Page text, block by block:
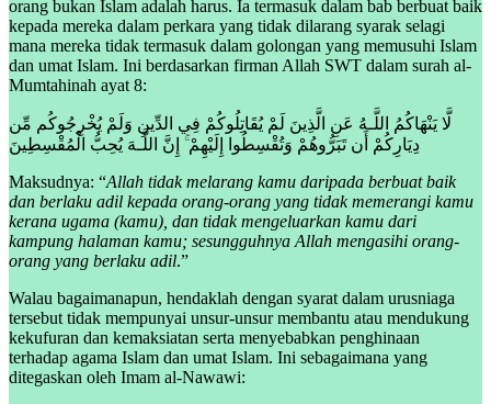
orang bukan Islam adalah harus. Ia termasuk dalam bab berbuat baik
kepada mereka dalam perkara yang tidak dilarang syarak selagi
mana mereka tidak termasuk dalam golongan yang memusuhi Islam
dan umat Islam. Ini berdasarkan firman Allah SWT dalam surah al-
Mumtahinah ayat 8:
لَّا يَنْهَاكُمُ اللَّـهُ عَنِ الَّذِينَ لَمْ يُقَاتِلُوكُمْ فِي الدِّينِ وَلَمْ يُخْرِجُوكُم مِّن
Maksudnya: “Allah tidak melarang kamu daripada berbuat baik
dan berlaku adil kepada orang-orang yang tidak memerangi kamu
kerana ugama (kamu), dan tidak mengeluarkan kamu dari
kampung halaman kamu; sesungguhnya Allah mengasihi orang-
orang yang berlaku adil.”
Walau bagaimanapun, hendaklah dengan syarat dalam urusniaga
tersebut tidak mempunyai unsur-unsur membantu atau mendukung
kekufuran dan kemaksiatan serta menyebabkan penghinaan
terhadap agama Islam dan umat Islam. Ini sebagaimana yang
ditegaskan oleh Imam al-Nawawi: